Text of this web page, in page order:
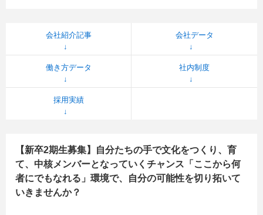
会社紹介記事 会社データ
働き方データ 社内制度
採用実績
【新卒2期生募集】自分たちの手で文化をつくり、育
て、中核メンバーとなっていくチャンス「ここから何
者にでもなれる」環境で、自分の可能性を切り拓いて
いきませんか？